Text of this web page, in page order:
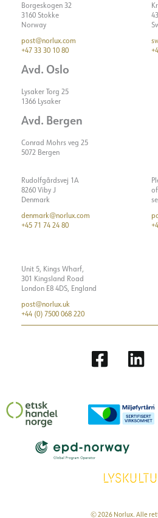
Borgeskogen 32
3160 Stokke
Norway
post@norlux.com
+47 33 30 10 80
Avd. Oslo
Lysaker Torg 25
1366 Lysaker
Avd. Bergen
Conrad Mohrs veg 25
5072 Bergen
Rudolfgårdsvej 1A
8260 Viby J
Denmark
denmark@norlux.com
+45 71 74 24 80
Unit 5, Kings Wharf,
301 Kingsland Road
London E8 4DS, England
post@norlux.uk
+44 (0) 7500 068 220
© 2026 Norlux. Alle